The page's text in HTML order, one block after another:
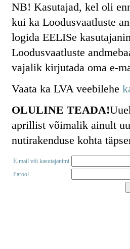
NB! Kasutajad, kel oli
kui ka Loodusvaatluste
logida EELISe
Loodusvaatluste
vajalik kirjutada oma e-
Vaata ka LVA veebilehe
OLULINE TEADA!
aprillist võimalik ainult
nutirakenduse kohta
E-mail või kasutajanimi
Parool